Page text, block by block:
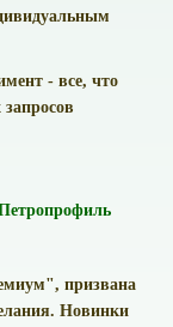
- все, что
призвана
Новинки